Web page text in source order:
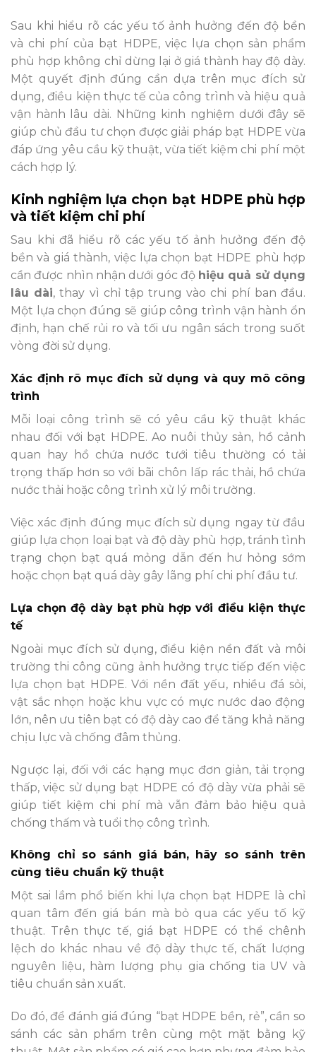
Sau khi hiểu rõ các yếu tố ảnh hưởng đến độ bền
và chi phí của bạt HDPE, việc lựa chọn sản phẩm
phù hợp không chỉ dừng lại ở giá thành hay độ dày.
Một quyết định đúng cần dựa trên mục đích sử
dụng, điều kiện thực tế của công trình và hiệu quả
vận hành lâu dài. Những kinh nghiệm dưới đây sẽ
giúp chủ đầu tư chọn được giải pháp bạt HDPE vừa
đáp ứng yêu cầu kỹ thuật, vừa tiết kiệm chi phí một
cách hợp lý.
Kinh nghiệm lựa chọn bạt HDPE phù hợp
và tiết kiệm chi phí
Sau khi đã hiểu rõ các yếu tố ảnh hưởng đến độ
bền và giá thành, việc lựa chọn bạt HDPE phù hợp
cần được nhìn nhận dưới góc độ hiệu quả sử dụng
lâu dài, thay vì chỉ tập trung vào chi phí ban đầu.
Một lựa chọn đúng sẽ giúp công trình vận hành ổn
định, hạn chế rủi ro và tối ưu ngân sách trong suốt
vòng đời sử dụng.
Xác định rõ mục đích sử dụng và quy mô công
trình
Mỗi loại công trình sẽ có yêu cầu kỹ thuật khác
nhau đối với bạt HDPE. Ao nuôi thủy sản, hồ cảnh
quan hay hồ chứa nước tưới tiêu thường có tải
trọng thấp hơn so với bãi chôn lấp rác thải, hồ chứa
nước thải hoặc công trình xử lý môi trường.
Việc xác định đúng mục đích sử dụng ngay từ đầu
giúp lựa chọn loại bạt và độ dày phù hợp, tránh tình
trạng chọn bạt quá mỏng dẫn đến hư hỏng sớm
hoặc chọn bạt quá dày gây lãng phí chi phí đầu tư.
Lựa chọn độ dày bạt phù hợp với điều kiện thực
tế
Ngoài mục đích sử dụng, điều kiện nền đất và môi
trường thi công cũng ảnh hưởng trực tiếp đến việc
lựa chọn bạt HDPE. Với nền đất yếu, nhiều đá sỏi,
vật sắc nhọn hoặc khu vực có mực nước dao động
lớn, nên ưu tiên bạt có độ dày cao để tăng khả năng
chịu lực và chống đâm thủng.
Ngược lại, đối với các hạng mục đơn giản, tải trọng
thấp, việc sử dụng bạt HDPE có độ dày vừa phải sẽ
giúp tiết kiệm chi phí mà vẫn đảm bảo hiệu quả
chống thấm và tuổi thọ công trình.
Không chỉ so sánh giá bán, hãy so sánh trên
cùng tiêu chuẩn kỹ thuật
Một sai lầm phổ biến khi lựa chọn bạt HDPE là chỉ
quan tâm đến giá bán mà bỏ qua các yếu tố kỹ
thuật. Trên thực tế, giá bạt HDPE có thể chênh
lệch do khác nhau về độ dày thực tế, chất lượng
nguyên liệu, hàm lượng phụ gia chống tia UV và
tiêu chuẩn sản xuất.
Do đó, để đánh giá đúng “bạt HDPE bền, rẻ”, cần so
sánh các sản phẩm trên cùng một mặt bằng kỹ